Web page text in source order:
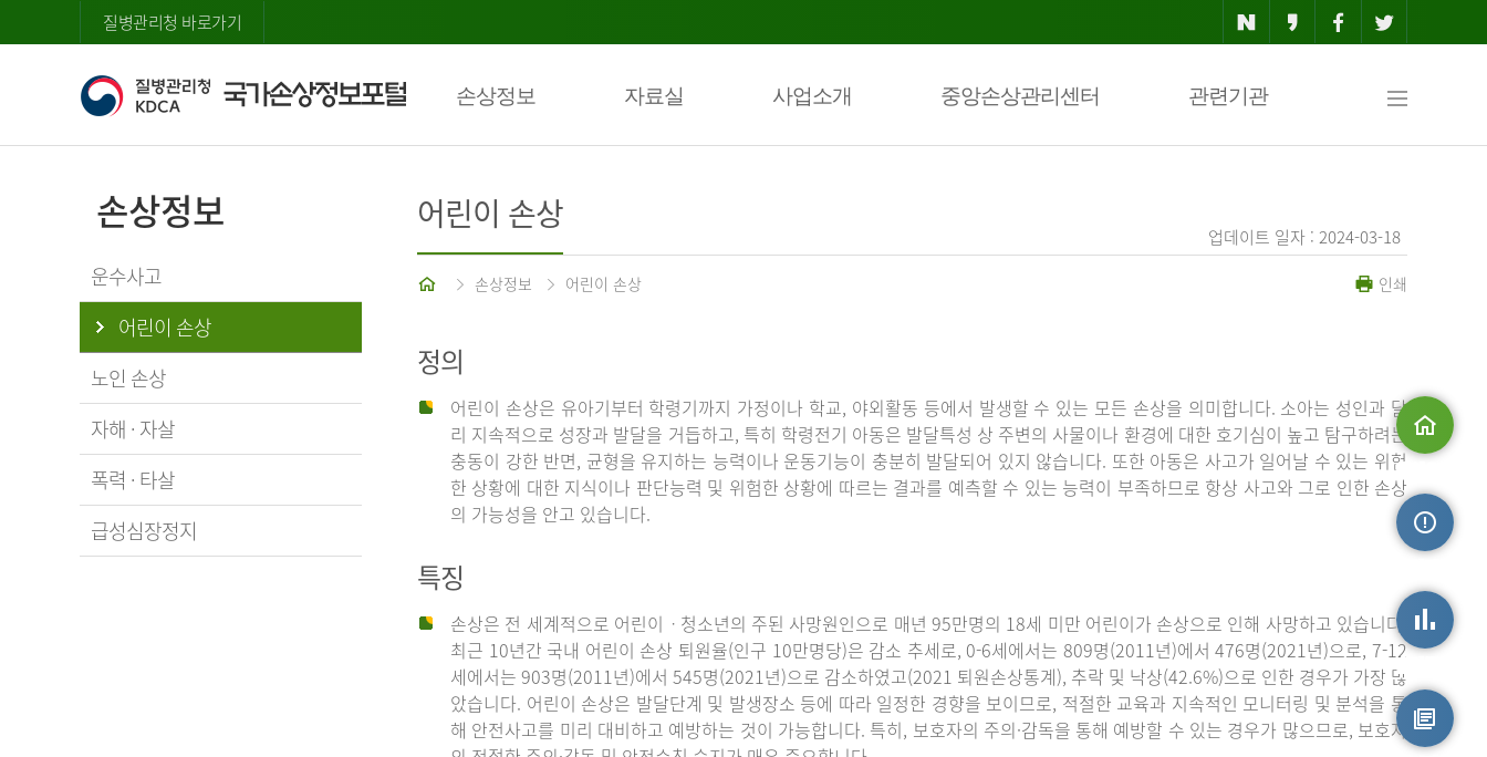
질병관리청 바로가기
손상정보 자료실 사업소개 중앙손상관리센터 관련기관
맵
손상정보
운수사고
어린이 손상
노인 손상
자해 · 자살
폭력 · 타살
급성심장정지
업데이트 일자 : 2024-03-18
어린이 손상
홈 손상정보 어린이 손상 인쇄
정의
어린이 손상은 유아기부터 학령기까지 가정이나 학교, 야외활동 등에서 발생할 수 있는 모든 손상을 의미합니다. 소아는 성인과 달
리 지속적으로 성장과 발달을 거듭하고, 특히 학령전기 아동은 발달특성 상 주변의 사물이나 환경에 대한 호기심이 높고 탐구하려는
충동이 강한 반면, 균형을 유지하는 능력이나 운동기능이 충분히 발달되어 있지 않습니다. 또한 아동은 사고가 일어날 수 있는 위험
한 상황에 대한 지식이나 판단능력 및 위험한 상황에 따르는 결과를 예측할 수 있는 능력이 부족하므로 항상 사고와 그로 인한 손상
의 가능성을 안고 있습니다.
특징
손상은 전 세계적으로 어린이ㆍ청소년의 주된 사망원인으로 매년 95만명의 18세 미만 어린이가 손상으로 인해 사망하고 있습니다.
최근 10년간 국내 어린이 손상 퇴원율(인구 10만명당)은 감소 추세로, 0-6세에서는 809명(2011년)에서 476명(2021년)으로, 7-12
세에서는 903명(2011년)에서 545명(2021년)으로 감소하였고(2021 퇴원손상통계), 추락 및 낙상(42.6%)으로 인한 경우가 가장 많
았습니다. 어린이 손상은 발달단계 및 발생장소 등에 따라 일정한 경향을 보이므로, 적절한 교육과 지속적인 모니터링 및 분석을 통
해 안전사고를 미리 대비하고 예방하는 것이 가능합니다. 특히, 보호자의 주의·감독을 통해 예방할 수 있는 경우가 많으므로, 보호자
메인으로
손상통계